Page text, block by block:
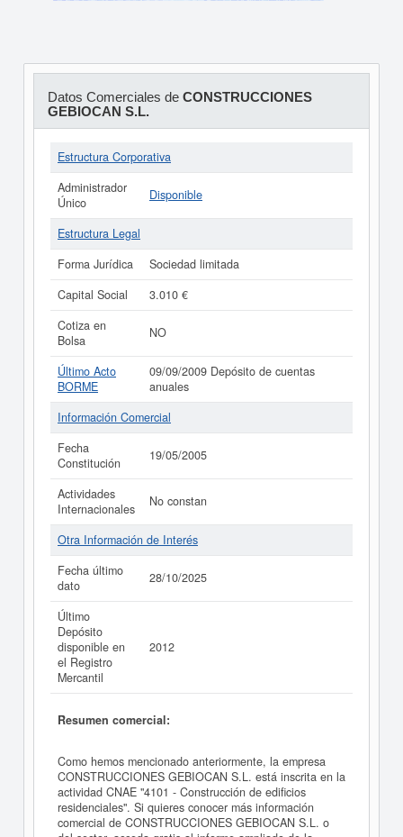
Datos Comerciales de CONSTRUCCIONES
GEBIOCAN S.L.
Estructura Corporativa
Administrador
Único
Disponible
Estructura Legal
Forma Jurídica
Sociedad limitada
Capital Social
3.010 €
Cotiza en
Bolsa
NO
Último Acto
BORME
09/09/2009 Depósito de cuentas
anuales
Información Comercial
Fecha
Constitución
19/05/2005
Actividades
Internacionales
No constan
Otra Información de Interés
Fecha último
dato
28/10/2025
Último
Depósito
disponible en
el Registro
Mercantil
2012
Resumen comercial:
Como hemos mencionado anteriormente, la empresa
CONSTRUCCIONES GEBIOCAN S.L. está inscrita en la
actividad CNAE "4101 - Construcción de edificios
residenciales". Si quieres conocer más información
comercial de CONSTRUCCIONES GEBIOCAN S.L. o